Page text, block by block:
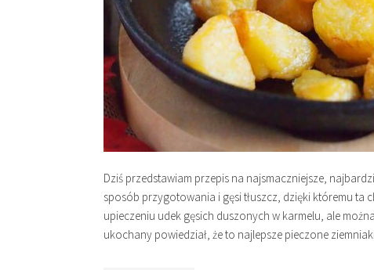
Dziś przedstawiam przepis na najsmaczniejsze,
sposób przygotowania i gęsi tłuszcz, dzięki któremu ta
upieczeniu udek gęsich duszonych w karmelu, ale
ukochany powiedział, że to najlepsze pieczone